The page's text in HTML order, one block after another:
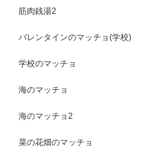
筋肉銭湯2
バレンタインのマッチョ(学校)
学校のマッチョ
海のマッチョ
海のマッチョ2
菜の花畑のマッチョ